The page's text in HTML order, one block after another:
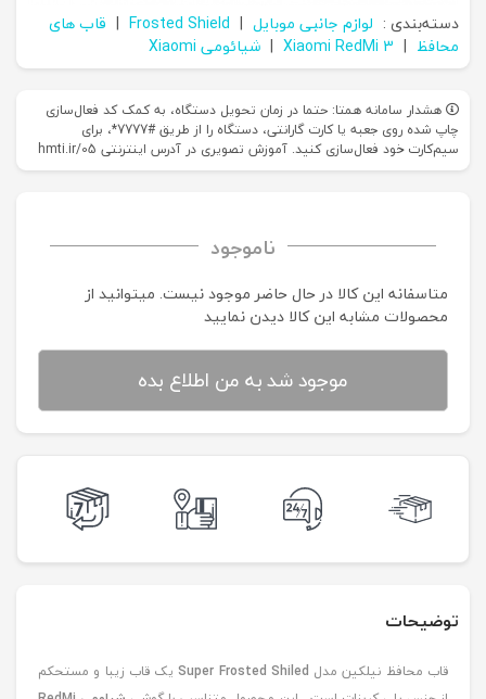
دسته‌بندی : لوازم جانبی موبایل |
Frosted Shield
| قاب های
محافظ |
Xiaomi RedMi 3
| شیائومی Xiaomi
هشدار سامانه همتا: حتما در زمان تحویل دستگاه، به کمک کد فعال‌سازی
چاپ شده روی جعبه یا کارت گارانتی، دستگاه را از طریق #7777*، برای
سیم‌کارت خود فعال‌سازی کنید. آموزش تصویری در آدرس اینترنتی hmti.ir/05
ناموجود
متاسفانه این کالا در حال حاضر موجود نیست. می‍توانید از
محصولات مشابه این کالا دیدن نمایید
موجود شد به من اطلاع بده
توضیحات
قاب محافظ نیلکین مدل Super Frosted Shiledیک قاب زیبا و مستحکم